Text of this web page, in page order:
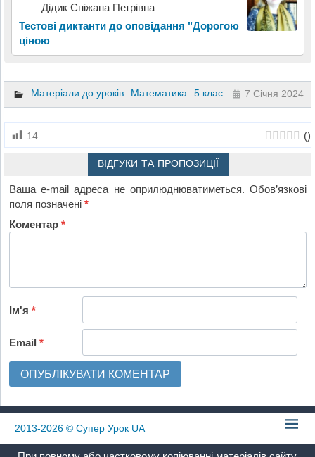
Дідик Сніжана Петрівна
Тестові диктанти до оповідання "Дорогою
ціною
Матеріали до уроків Математика 5 клас 7 Січня 2024
14 ()
ВІДГУКИ ТА ПРОПОЗИЦІЇ
Ваша e-mail адреса не оприлюднюватиметься. Обов’язкові
поля позначені*
Коментар*
Ім'я*
Email*
2013-2026 © Супер Урок UA